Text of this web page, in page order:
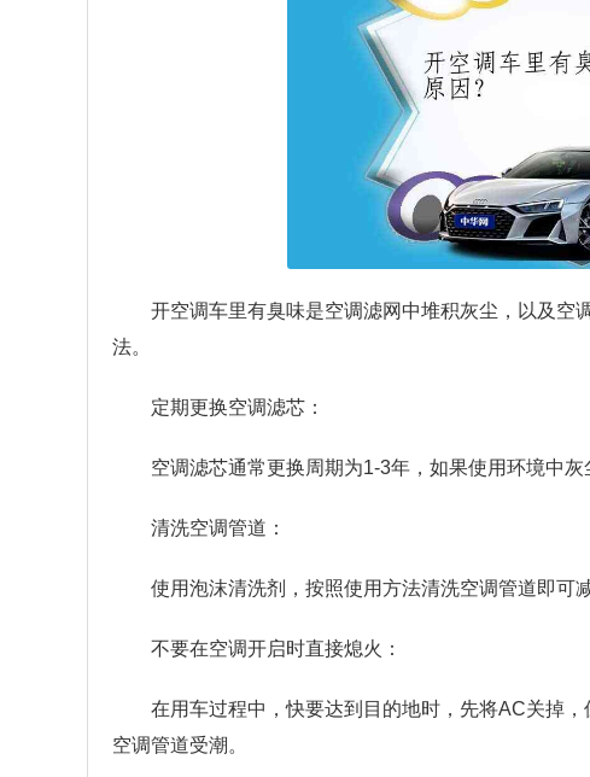
开空调车里有臭味是空调滤网中堆积灰尘，以及空
法。
定期更换空调滤芯：
空调滤芯通常更换周期为1-3年，如果使用环境中
清洗空调管道：
使用泡沫清洗剂，按照使用方法清洗空调管道即可
不要在空调开启时直接熄火：
在用车过程中，快要达到目的地时，先将AC关掉
空调管道受潮。